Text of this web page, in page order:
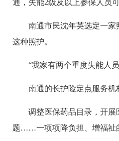
通，失能2级及以上参保人员
南通市民沈年英选定一
这种照护。
“我家有两个重度失能人
南通的长护险定点服务机
调整医保药品目录，开
题……一项项降负担、增福祉